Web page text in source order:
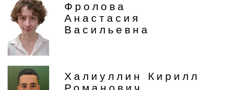
Фролова
Анастасия
Васильевна
Халиуллин Кирилл